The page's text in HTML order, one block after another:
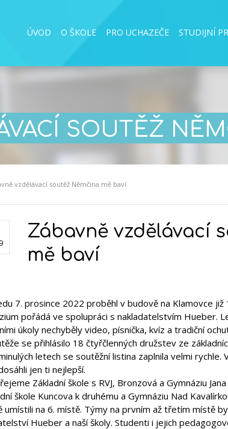
ÚVOD O ŠKOLE PRO UCHAZEČE STUDIJNÍ
SOUTĚŽ
vzdělávací soutěž Němčina mě baví
Zábavně vzdělávací
mě baví
7. prosince 2022 proběhl v budově na Klamovce již
pořádá ve spolupráci s nakladatelstvím Hueber.
úkoly nechyběly video, písnička, kvíz a tradiční
se přihlásilo 18 čtyřčlenných družstev ze
letech se soutěžní listina zaplnila velmi
jen ti nejlepší.
Základní škole s RVJ, Bronzová a Gymnáziu
škole Kuncova k druhému a Gymnáziu Nad
umístili na 6. místě. Týmy na prvním až třetím místě
Hueber a naší školy. Studenti i jejich